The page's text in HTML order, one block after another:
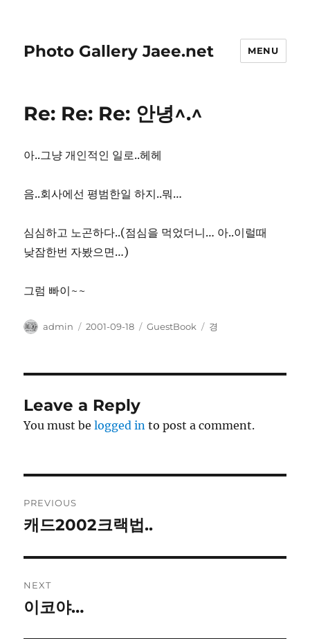
Photo Gallery Jaee.net MENU
Re: Re: Re: 안녕^.^
아..그냥 개인적인 일로..헤헤
음..회사에선 평범한일 하지..뭐…
심심하고 노곤하다..(점심을 먹었더니… 아..이럴때
낮잠한번 자봤으면…)
그럼 빠이~~
Author
admin
Posted
2001-09-18 Categories
GuestBook Tags
경
Leave a Reply
You must belogged in to post a comment.
navigation
PREVIOUS
Previous
캐드2002크랙법..
NEXT
Next
이코야…